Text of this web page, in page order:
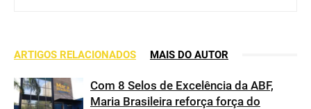
ARTIGOS RELACIONADOS MAIS DO AUTOR
Com 8 Selos de Excelência da ABF,
Maria Brasileira reforça força do